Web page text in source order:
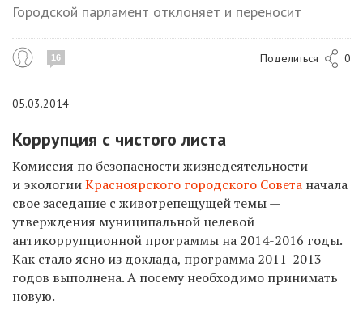
Городской парламент отклоняет и переносит
16 Поделиться 0
05.03.2014
Коррупция с чистого листа
Комиссия по безопасности жизнедеятельности
и экологииКрасноярского городского Совета начала
свое заседание с животрепещущей темы —
утверждения муниципальной целевой
антикоррупционной программы на 2014-2016 годы.
Как стало ясно из доклада, программа 2011-2013
годов выполнена. А посему необходимо принимать
новую.